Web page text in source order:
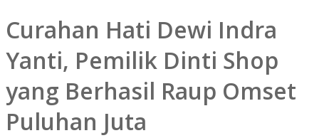
Curahan Hati Dewi Indra
Yanti, Pemilik Dinti Shop
yang Berhasil Raup Omset
Puluhan Juta